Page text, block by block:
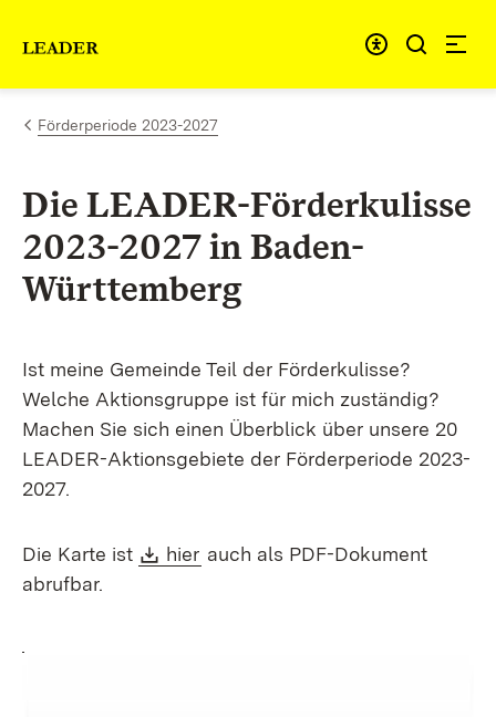
Link to homepage
Förderperiode 2023-2027
Die LEADER-Förderkulisse
2023-2027 in Baden-
Württemberg
Ist meine Gemeinde Teil der Förderkulisse?
Welche Aktionsgruppe ist für mich zuständig?
Machen Sie sich einen Überblick über unsere 20
LEADER-Aktionsgebiete der Förderperiode 2023-
2027.
Die Karte ist Download:
hier (Opens in new window)
auch als PDF-Dokument
abrufbar.